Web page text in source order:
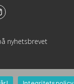
nyhetsbrevet